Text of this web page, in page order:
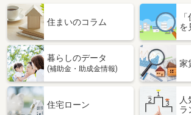
価 格
6.40万円
富山県高岡市赤祖父
専有面積 40.07m²
間取り
富山県高岡市角
住まいのコラム
を
暮らしのデータ
(補助金・助成金情報)
家
住宅ローン
人
ラ